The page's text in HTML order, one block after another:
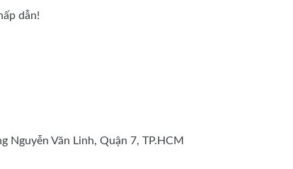
dẫn!
Nguyễn Văn Linh, Quận 7, TP.HCM